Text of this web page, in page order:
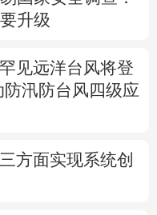
升级
见远洋台风将登
汛防台风四级应
三方面实现系统创